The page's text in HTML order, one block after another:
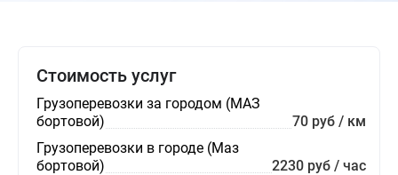
Стоимость услуг
Грузоперевозки за городом (МАЗ
бортовой)
70 руб / км
Грузоперевозки в городе (Маз
бортовой)
2230 руб / час